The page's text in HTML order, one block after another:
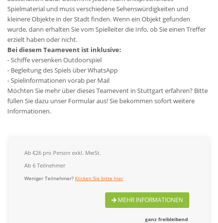
Spielmaterial und muss verschiedene Sehenswürdigkeiten und
kleinere Objekte in der Stadt finden. Wenn ein Objekt gefunden
wurde, dann erhalten Sie vom Spielleiter die Info, ob Sie einen Treffer
erzielt haben oder nicht.
Bei diesem Teamevent ist inklusive:
- Schiffe versenken Outdoorspiel
- Begleitung des Spiels über WhatsApp
- Spielinformationen vorab per Mail
Möchten Sie mehr über dieses Teamevent in Stuttgart erfahren? Bitte
füllen Sie dazu unser Formular aus! Sie bekommen sofort weitere
Informationen.
Ab €26 pro Person exkl. MwSt.
Ab 6 Teilnehmer
Weniger Teilnehmer? Klicken Sie bitte hier
MEHR INFORMATIONEN
ganz freibleibend